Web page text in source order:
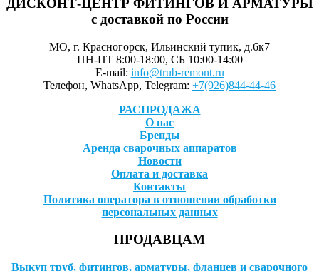
ДИСКОНТ-ЦЕНТР ФИТИНГОВ И АРМАТУРЫ
с доставкой по России
МО, г. Красногорск, Ильинский тупик, д.6к7
ПН-ПТ 8:00-18:00, СБ 10:00-14:00
E-mail: info@trub-remont.ru
Телефон, WhatsApp, Telegram: +7(926)844-44-46
РАСПРОДАЖА
О нас
Бренды
Аренда сварочных аппаратов
Новости
Оплата и доставка
Контакты
Политика оператора в отношении обработки
персональных данных
ПРОДАВЦАМ
Выкуп труб, фитингов, арматуры, фланцев и сварочного